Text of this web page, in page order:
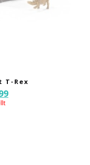
T-Rex